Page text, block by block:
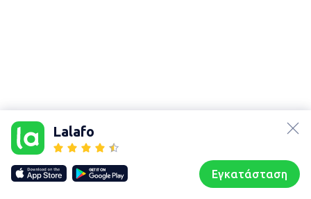
Lalafo
Εγκατάσταση
Our websites
lalafo.kg
lalafo.rs
lalafo.pl
Sitemap
Χάρτης
Συζητήσεις Προφίλ